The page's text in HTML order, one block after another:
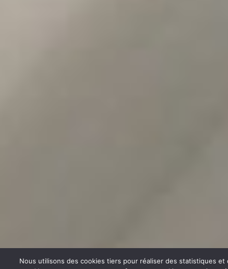
Nous utilisons des cookies tiers pour réaliser des statistiques et